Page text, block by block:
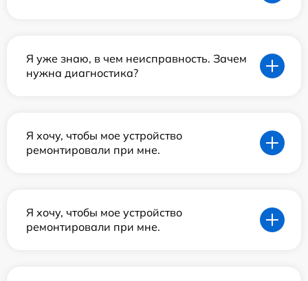
Я уже знаю, в чем неисправность. Зачем
нужна диагностика?
Я хочу, чтобы мое устройство
ремонтировали при мне.
Я хочу, чтобы мое устройство
ремонтировали при мне.